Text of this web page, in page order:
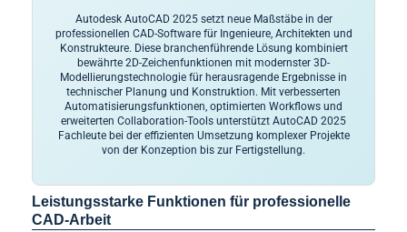
Autodesk AutoCAD 2025 setzt neue Maßstäbe in der
professionellen CAD-Software für Ingenieure, Architekten und
Konstrukteure. Diese branchenführende Lösung kombiniert
bewährte 2D-Zeichenfunktionen mit modernster 3D-
Modellierungstechnologie für herausragende Ergebnisse in
technischer Planung und Konstruktion. Mit verbesserten
Automatisierungsfunktionen, optimierten Workflows und
erweiterten Collaboration-Tools unterstützt AutoCAD 2025
Fachleute bei der effizienten Umsetzung komplexer Projekte
von der Konzeption bis zur Fertigstellung.
Leistungsstarke Funktionen für professionelle
CAD-Arbeit